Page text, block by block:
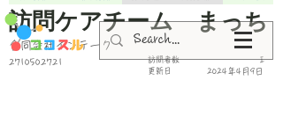
訪問ケアチーム まっち
合同会社インテーク
2710502721
更新日 2024年4月9日
​訪問者数 I